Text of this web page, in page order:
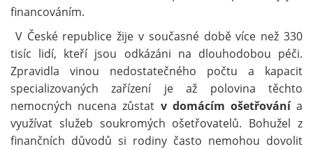
financováním.
V České republice žije v současné době více než 330
tisíc lidí, kteří jsou odkázáni na dlouhodobou péči.
Zpravidla vinou nedostatečného počtu a kapacit
specializovaných zařízení je až polovina těchto
nemocných nucena zůstat v domácím ošetřovánía
využívat služeb soukromých ošetřovatelů. Bohužel z
finančních důvodů si rodiny často nemohou dovolit